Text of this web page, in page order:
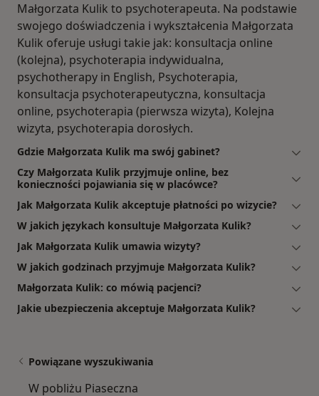
Małgorzata Kulik to psychoterapeuta. Na podstawie
swojego doświadczenia i wykształcenia Małgorzata
Kulik oferuje usługi takie jak: konsultacja online
(kolejna), psychoterapia indywidualna,
psychotherapy in English, Psychoterapia,
konsultacja psychoterapeutyczna, konsultacja
online, psychoterapia (pierwsza wizyta), Kolejna
wizyta, psychoterapia dorosłych.
Gdzie Małgorzata Kulik ma swój gabinet?
Czy Małgorzata Kulik przyjmuje online, bez
konieczności pojawiania się w placówce?
Jak Małgorzata Kulik akceptuje płatności po wizycie?
W jakich językach konsultuje Małgorzata Kulik?
Jak Małgorzata Kulik umawia wizyty?
W jakich godzinach przyjmuje Małgorzata Kulik?
Małgorzata Kulik: co mówią pacjenci?
Jakie ubezpieczenia akceptuje Małgorzata Kulik?
Powiązane wyszukiwania
W pobliżu Piaseczna